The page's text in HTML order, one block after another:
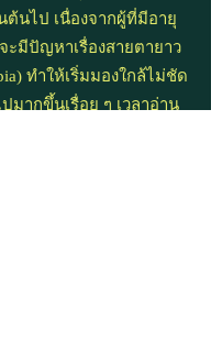
ต้นไป เนื่องจากผู้ที่มีอายุ
มีปัญหาเรื่องสายตายาว
ทำให้เริ่มมองใกล้ไม่ชัด
มากขึ้นเรื่อย ๆ เวลาอ่าน